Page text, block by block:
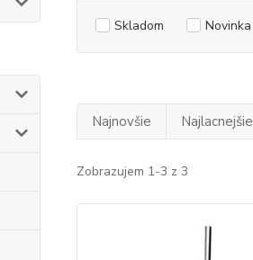
Skladom Novinka
Najnovšie Najlacnejšie
Zobrazujem 1-3 z 3